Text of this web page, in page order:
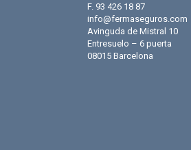
F. 93 426 18 87
info@fermaseguros.com
Avinguda de Mistral 10
Entresuelo – 6 puerta
08015 Barcelona